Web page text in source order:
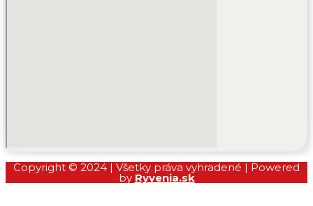
Copyright © 2024 | Všetky práva vyhradené | Powered
by Ryvenia.sk